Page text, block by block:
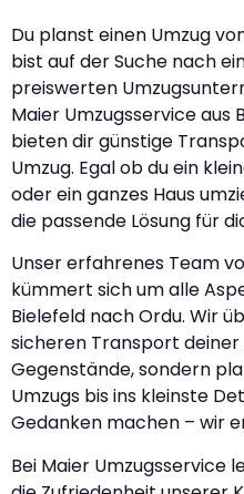
Du planst einen Umzug
bist auf der Suche nach
preiswerten
Maier Umzugsservice aus
bieten dir günstige
Umzug. Egal ob du ein
oder ein ganzes Haus
die passende Lösung für
Unser erfahrenes Team
kümmert sich um alle
Bielefeld nach Ordu. Wir
sicheren Transport
Gegenstände, sondern
Umzugs bis ins kleinste
Gedanken machen – wir
Bei Maier Umzugsservice